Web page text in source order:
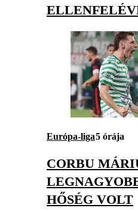
Európa-liga5 órája
CORBU
HŐSÉG VOLT